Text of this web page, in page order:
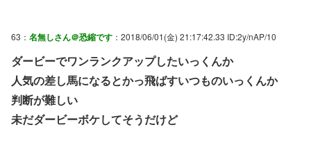
63： 名無しさん＠恐縮です ：2018/06/01(金) 21:17:42.33 ID:2y/nAP/10
ダービーでワンランクアップしたいっくんか
人気の差し馬になるとかっ飛ばすいつものいっくんか
判断が難しい
未だダービーボケしてそうだけど